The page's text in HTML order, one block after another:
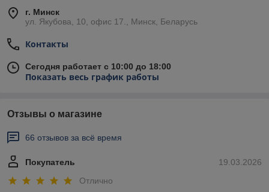
г. Минск
ул. Якубова, 10, офис 17., Минск, Беларусь
Контакты
Сегодня работает с 10:00 до 18:00
Показать весь график работы
Отзывы о магазине
66 отзывов за всё время
19.03.2026
Покупатель
Отлично